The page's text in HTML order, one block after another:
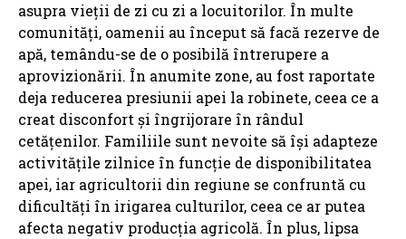
asupra vieții de zi cu zi a locuitorilor. În multe
comunități, oamenii au început să facă rezerve de
apă, temându-se de o posibilă întrerupere a
aprovizionării. În anumite zone, au fost raportate
deja reducerea presiunii apei la robinete, ceea ce a
creat disconfort și îngrijorare în rândul
cetățenilor. Familiile sunt nevoite să își adapteze
activitățile zilnice în funcție de disponibilitatea
apei, iar agricultorii din regiune se confruntă cu
dificultăți în irigarea culturilor, ceea ce ar putea
afecta negativ producția agricolă. În plus, lipsa